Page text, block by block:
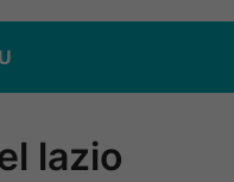
lazio